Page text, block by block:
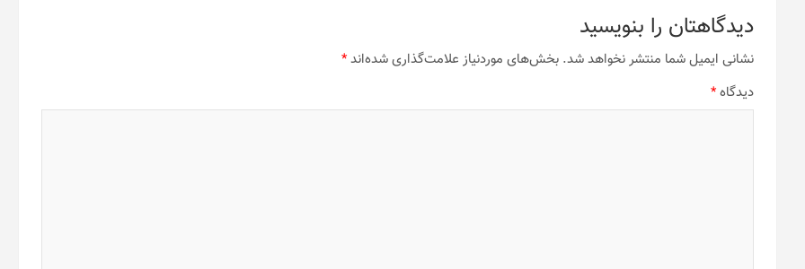
دیدگاهتان را بنویسید
نشانی ایمیل شما منتشر نخواهد شد. بخش‌های موردنیاز علامت‌گذاری شده‌اند*
دیدگاه*